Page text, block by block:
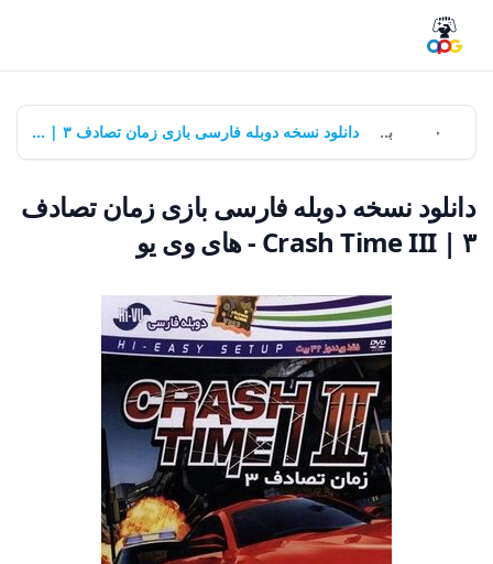
بازی‌ها دانلود نسخه دوبله فارسی بازی زمان تصادف ۳ | Crash Time III - های وی یو
دانلود نسخه دوبله فارسی بازی زمان تصادف
۳ | Crash Time III - های وی یو